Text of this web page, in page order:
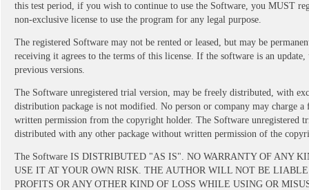
this test period, if you wish to continue to use the Software, you MUST
non-exclusive license to use the program for any legal purpose.
The registered Software may not be rented or leased, but may be
receiving it agrees to the terms of this license. If the software is an
previous versions.
The Software unregistered trial version, may be freely distributed, with
distribution package is not modified. No person or company may charge
written permission from the copyright holder. The Software unregistered
distributed with any other package without written permission of the
The Software IS DISTRIBUTED "AS IS". NO WARRANTY OF ANY
USE IT AT YOUR OWN RISK. THE AUTHOR WILL NOT BE
PROFITS OR ANY OTHER KIND OF LOSS WHILE USING OR